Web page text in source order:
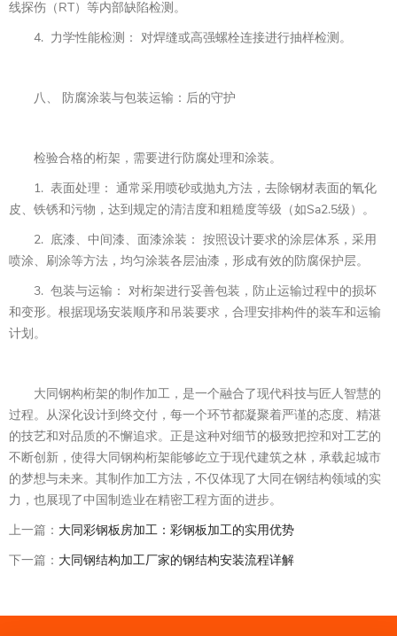
线探伤（RT）等内部缺陷检测。
4. 力学性能检测： 对焊缝或高强螺栓连接进行抽样检测。
八、 防腐涂装与包装运输：后的守护
检验合格的桁架，需要进行防腐处理和涂装。
1. 表面处理： 通常采用喷砂或抛丸方法，去除钢材表面的氧化
皮、铁锈和污物，达到规定的清洁度和粗糙度等级（如Sa2.5级）。
2. 底漆、中间漆、面漆涂装： 按照设计要求的涂层体系，采用
喷涂、刷涂等方法，均匀涂装各层油漆，形成有效的防腐保护层。
3. 包装与运输： 对桁架进行妥善包装，防止运输过程中的损坏
和变形。根据现场安装顺序和吊装要求，合理安排构件的装车和运输
计划。
大同钢构桁架的制作加工，是一个融合了现代科技与匠人智慧的
过程。从深化设计到终交付，每一个环节都凝聚着严谨的态度、精湛
的技艺和对品质的不懈追求。正是这种对细节的极致把控和对工艺的
不断创新，使得大同钢构桁架能够屹立于现代建筑之林，承载起城市
的梦想与未来。其制作加工方法，不仅体现了大同在钢结构领域的实
力，也展现了中国制造业在精密工程方面的进步。
上一篇： 大同彩钢板房加工：彩钢板加工的实用优势
下一篇： 大同钢结构加工厂家的钢结构安装流程详解